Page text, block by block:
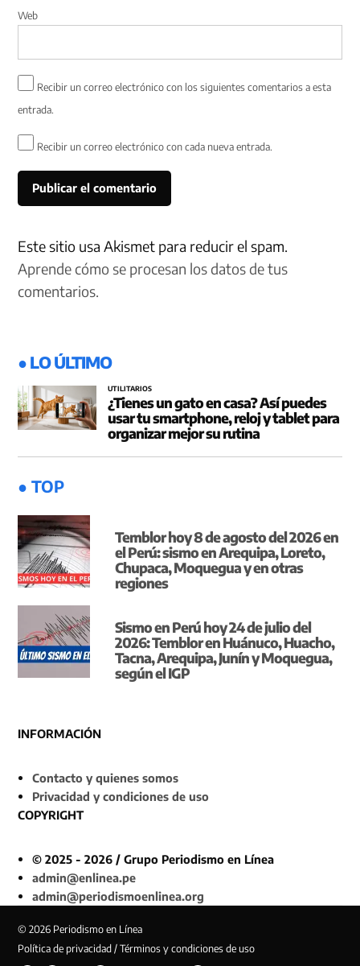
Web
Recibir un correo electrónico con los siguientes comentarios a esta
entrada.
Recibir un correo electrónico con cada nueva entrada.
Este sitio usa Akismet para reducir el spam.
Aprende cómo se procesan los datos de tus
comentarios.
● LO ÚLTIMO
UTILITARIOS
¿Tienes un gato en casa? Así puedes
usar tu smartphone, reloj y tablet para
organizar mejor su rutina
● TOP
Temblor hoy 8 de agosto del 2026 en
el Perú: sismo en Arequipa, Loreto,
Chupaca, Moquegua y en otras
regiones
Sismo en Perú hoy 24 de julio del
2026: Temblor en Huánuco, Huacho,
Tacna, Arequipa, Junín y Moquegua,
según el IGP
INFORMACIÓN
Contacto y quienes somos
Privacidad y condiciones de uso
COPYRIGHT
© 2025 - 2026 / Grupo Periodismo en Línea
admin@enlinea.pe
admin@periodismoenlinea.org
© 2026 Periodismo en Línea
Política de privacidad / Términos y condiciones de uso